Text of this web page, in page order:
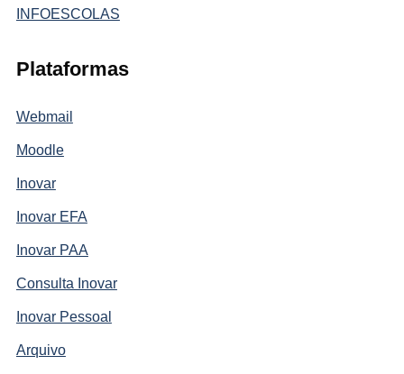
INFOESCOLAS
Plataformas
Webmail
Moodle
Inovar
Inovar EFA
Inovar PAA
Consulta Inovar
Inovar Pessoal
Arquivo